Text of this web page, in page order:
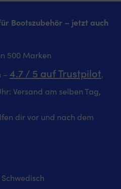
Bootszubehör – jetzt auch
500 Marken
– 4.7 / 5 auf Trustpilot‚
Versand am selben Tag,
dir vor und nach dem